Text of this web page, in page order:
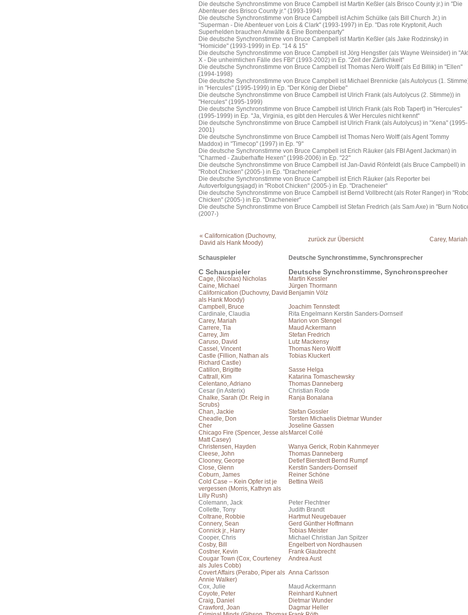
Die deutsche Synchronstimme von Bruce Campbell ist Martin Keßler (als Brisco County jr.) in "Die
Abenteuer des Brisco County jr." (1993-1994)
Die deutsche Synchronstimme von Bruce Campbell ist Achim Schülke (als Bill Church Jr.) in
"Superman - Die Abenteuer von Lois & Clark" (1993-1997) in Ep. "Das rote Kryptonit, Auch
Superhelden brauchen Anwälte & Eine Bombenparty"
Die deutsche Synchronstimme von Bruce Campbell ist Martin Keßler (als Jake Rodzinsky) in
"Homicide" (1993-1999) in Ep. "14 & 15"
Die deutsche Synchronstimme von Bruce Campbell ist Jörg Hengstler (als Wayne Weinsider) in
X - Die unheimlichen Fälle des FBI" (1993-2002) in Ep. "Zeit der Zärtlichkeit"
Die deutsche Synchronstimme von Bruce Campbell ist Thomas Nero Wolff (als Ed Billik) in "Ellen"
(1994-1998)
Die deutsche Synchronstimme von Bruce Campbell ist Michael Brennicke (als Autolycus (1.
in "Hercules" (1995-1999) in Ep. "Der König der Diebe"
Die deutsche Synchronstimme von Bruce Campbell ist Ulrich Frank (als Autolycus (2. Stimme)) in
"Hercules" (1995-1999)
Die deutsche Synchronstimme von Bruce Campbell ist Ulrich Frank (als Rob Tapert) in "Hercules"
(1995-1999) in Ep. "Ja, Virginia, es gibt den Hercules & Wer Hercules nicht kennt"
Die deutsche Synchronstimme von Bruce Campbell ist Ulrich Frank (als Autolycus) in "Xena" (1995-
2001)
Die deutsche Synchronstimme von Bruce Campbell ist Thomas Nero Wolff (als Agent Tommy
Maddox) in "Timecop" (1997) in Ep. "9"
Die deutsche Synchronstimme von Bruce Campbell ist Erich Räuker (als FBI Agent Jackman) in
"Charmed - Zauberhafte Hexen" (1998-2006) in Ep. "22"
Die deutsche Synchronstimme von Bruce Campbell ist Jan-David Rönfeldt (als Bruce Campbell) in
"Robot Chicken" (2005-) in Ep. "Dracheneier"
Die deutsche Synchronstimme von Bruce Campbell ist Erich Räuker (als Reporter bei
Autoverfolgungsjagd) in "Robot Chicken" (2005-) in Ep. "Dracheneier"
Die deutsche Synchronstimme von Bruce Campbell ist Bernd Vollbrecht (als Roter Ranger) in
Chicken" (2005-) in Ep. "Dracheneier"
Die deutsche Synchronstimme von Bruce Campbell ist Stefan Fredrich (als Sam Axe) in "Burn
(2007-)
« Californication (Duchovny,
David als Hank Moody)
zurück zur Übersicht Carey,
Schauspieler Deutsche Synchronstimme, Synchronsprecher
C Schauspieler Deutsche Synchronstimme, Synchronsprecher
Cage, (Nicolas) Nicholas
Martin Kessler
Caine, Michael
Jürgen Thormann
Californication (Duchovny, David
als Hank Moody)
Benjamin Völz
Campbell, Bruce
Joachim Tennstedt
Cardinale, Claudia
Rita Engelmann Kerstin Sanders-Dornseif
Carey, Mariah
Marion von Stengel
Carrere, Tia
Maud Ackermann
Carrey, Jim
Stefan Fredrich
Caruso, David
Lutz Mackensy
Cassel, Vincent
Thomas Nero Wolff
Castle (Fillion, Nathan als
Richard Castle)
Tobias Kluckert
Catillon, Brigitte
Sasse Helga
Cattrall, Kim
Katarina Tomaschewsky
Celentano, Adriano
Thomas Danneberg
Cesar (in Asterix)
Christian Rode
Chalke, Sarah (Dr. Reig in
Scrubs)
Ranja Bonalana
Chan, Jackie
Stefan Gossler
Cheadle, Don
Torsten Michaelis Dietmar Wunder
Cher
Joseline Gassen
Chicago Fire (Spencer, Jesse als
Matt Casey)
Marcel Collé
Christensen, Hayden
Wanya Gerick, Robin Kahnmeyer
Cleese, John
Thomas Danneberg
Clooney, George
Detlef Bierstedt Bernd Rumpf
Close, Glenn
Kerstin Sanders-Dornseif
Coburn, James
Reiner Schöne
Cold Case – Kein Opfer ist je
vergessen (Morris, Kathryn als
Lilly Rush)
Bettina Weiß
Colemann, Jack
Peter Flechtner
Collette, Tony
Judith Brandt
Coltrane, Robbie
Hartmut Neugebauer
Connery, Sean
Gerd Günther Hoffmann
Connick jr., Harry
Tobias Meister
Cooper, Chris
Michael Christian Jan Spitzer
Cosby, Bill
Engelbert von Nordhausen
Costner, Kevin
Frank Glaubrecht
Cougar Town (Cox, Courteney
als Jules Cobb)
Andrea Aust
Covert Affairs (Perabo, Piper als
Annie Walker)
Anna Carlsson
Cox, Julie
Maud Ackermann
Coyote, Peter
Reinhard Kuhnert
Craig, Daniel
Dietmar Wunder
Crawford, Joan
Dagmar Heller